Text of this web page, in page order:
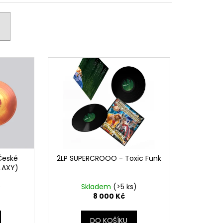
2LP SUPERCROOO - Toxic Funk
Skladem (>5 ks)
8 000 Kč
DO KOŠÍKU